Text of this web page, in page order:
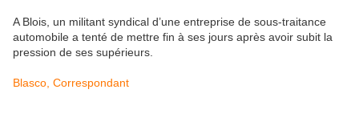
A Blois, un militant syndical d’une entreprise de sous-traitance
automobile a tenté de mettre fin à ses jours après avoir subit la
pression de ses supérieurs.
Blasco, Correspondant